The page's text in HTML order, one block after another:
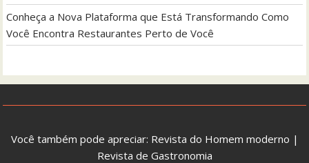
Conheça a Nova Plataforma que Está Transformando Como
Você Encontra Restaurantes Perto de Você
Você também pode apreciar: Revista do Homem moderno |
Revista de Gastronomia